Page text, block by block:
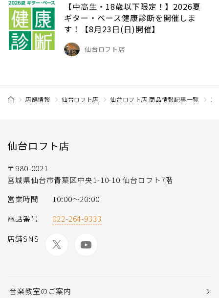
【中高生・18歳以下限定！】2026夏
ギター・ベース健康診断を開催しま
す！【8月23日(日)開催】
仙台ロフト店
店舗情報 仙台ロフト店 仙台ロフト店 商品情報記事一覧 ス
仙台ロフト店
〒980-0021
宮城県仙台市青葉区中央1-10-10 仙台ロフト7階
営業時間
10:00〜20:00
電話番号
022-264-9333
店舗SNS
音楽教室のご案内